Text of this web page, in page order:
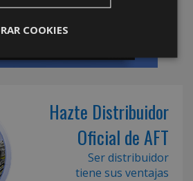
Hazte Distribuidor
Oficial de AFT
Ser distribuidor
tiene sus ventajas
COOKIES